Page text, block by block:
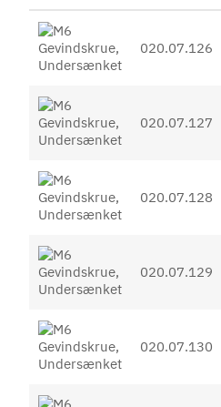
020.07.126
020.07.127
020.07.128
020.07.129
020.07.130